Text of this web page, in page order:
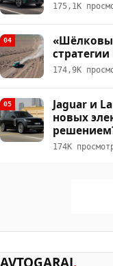
175,1К
04
стратегии
174,9К
05
Jaguar и
новых
174К
AVTOGARAJ.